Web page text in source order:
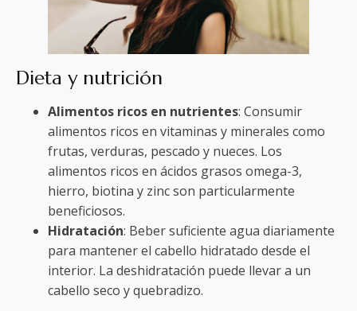
Dieta y nutrición
Alimentos ricos en nutrientes: Consumir
alimentos ricos en vitaminas y minerales como
frutas, verduras, pescado y nueces. Los
alimentos ricos en ácidos grasos omega-3,
hierro, biotina y zinc son particularmente
beneficiosos.
Hidratación: Beber suficiente agua diariamente
para mantener el cabello hidratado desde el
interior. La deshidratación puede llevar a un
cabello seco y quebradizo.